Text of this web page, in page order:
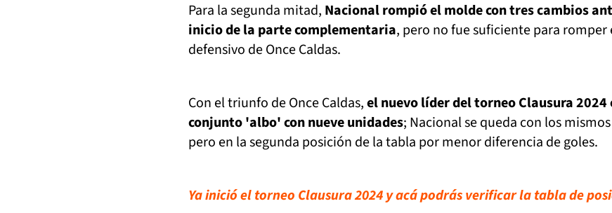
Para la segunda mitad, Nacional rompió el molde con tres cambios
inicio de la parte complementaria, pero no fue suficiente para romper
defensivo de Once Caldas.
Con el triunfo de Once Caldas,el nuevo líder del torneo Clausura 2024
conjunto 'albo' con nueve unidades; Nacional se queda con los
pero en la segunda posición de la tabla por menor diferencia de goles.
Ya inició el torneo Clausura 2024 y acá podrás verificar la tabla de